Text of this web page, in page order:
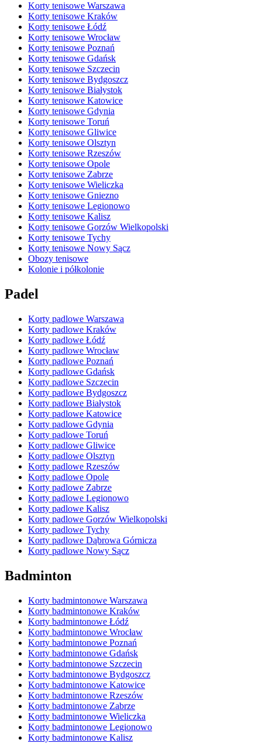
Korty tenisowe Warszawa
Korty tenisowe Kraków
Korty tenisowe Łódź
Korty tenisowe Wrocław
Korty tenisowe Poznań
Korty tenisowe Gdańsk
Korty tenisowe Szczecin
Korty tenisowe Bydgoszcz
Korty tenisowe Białystok
Korty tenisowe Katowice
Korty tenisowe Gdynia
Korty tenisowe Toruń
Korty tenisowe Gliwice
Korty tenisowe Olsztyn
Korty tenisowe Rzeszów
Korty tenisowe Opole
Korty tenisowe Zabrze
Korty tenisowe Wieliczka
Korty tenisowe Gniezno
Korty tenisowe Legionowo
Korty tenisowe Kalisz
Korty tenisowe Gorzów Wielkopolski
Korty tenisowe Tychy
Korty tenisowe Nowy Sącz
Obozy tenisowe
Kolonie i półkolonie
Padel
Korty padlowe Warszawa
Korty padlowe Kraków
Korty padlowe Łódź
Korty padlowe Wrocław
Korty padlowe Poznań
Korty padlowe Gdańsk
Korty padlowe Szczecin
Korty padlowe Bydgoszcz
Korty padlowe Białystok
Korty padlowe Katowice
Korty padlowe Gdynia
Korty padlowe Toruń
Korty padlowe Gliwice
Korty padlowe Olsztyn
Korty padlowe Rzeszów
Korty padlowe Opole
Korty padlowe Zabrze
Korty padlowe Legionowo
Korty padlowe Kalisz
Korty padlowe Gorzów Wielkopolski
Korty padlowe Tychy
Korty padlowe Dąbrowa Górnicza
Korty padlowe Nowy Sącz
Badminton
Korty badmintonowe Warszawa
Korty badmintonowe Kraków
Korty badmintonowe Łódź
Korty badmintonowe Wrocław
Korty badmintonowe Poznań
Korty badmintonowe Gdańsk
Korty badmintonowe Szczecin
Korty badmintonowe Bydgoszcz
Korty badmintonowe Katowice
Korty badmintonowe Rzeszów
Korty badmintonowe Zabrze
Korty badmintonowe Wieliczka
Korty badmintonowe Legionowo
Korty badmintonowe Kalisz